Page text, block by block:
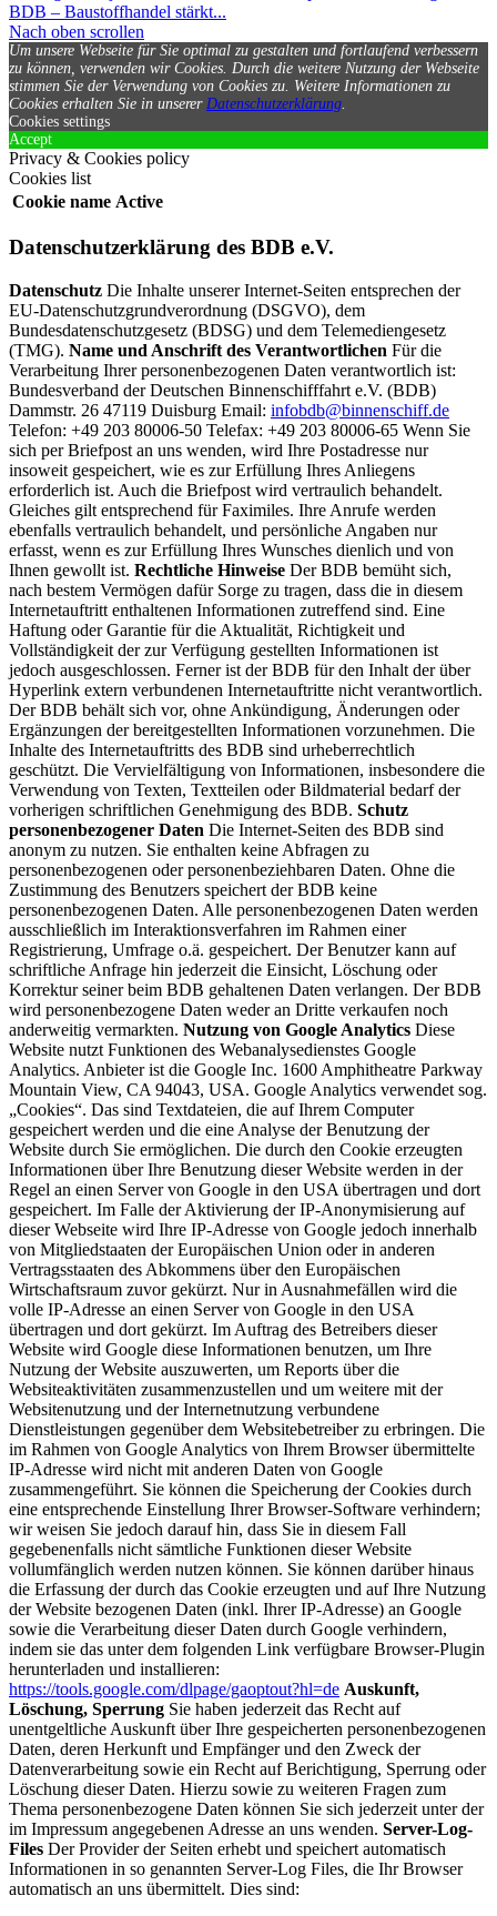
BDB – Baustoffhandel stärkt...
Nach oben scrollen
Um unsere Webseite für Sie optimal zu gestalten und fortlaufend verbessern
zu können, verwenden wir Cookies. Durch die weitere Nutzung der Webseite
stimmen Sie der Verwendung von Cookies zu. Weitere Informationen zu
Cookies erhalten Sie in unserer Datenschutzerklärung
Cookies settings
Accept
Privacy & Cookies policy
Cookies list
Cookie name Active
Datenschutzerklärung des BDB e.V.
Datenschutz Die Inhalte unserer Internet-Seiten entsprechen der
EU-Datenschutzgrundverordnung (DSGVO), dem
Bundesdatenschutzgesetz (BDSG) und dem Telemediengesetz
(TMG). Name und Anschrift des Verantwortlichen Für die
Verarbeitung Ihrer personenbezogenen Daten verantwortlich ist:
Bundesverband der Deutschen Binnenschifffahrt e.V. (BDB)
Dammstr. 26 47119 Duisburg Email: infobdb@binnenschiff.de
Telefon: +49 203 80006-50 Telefax: +49 203 80006-65 Wenn Sie
sich per Briefpost an uns wenden, wird Ihre Postadresse nur
insoweit gespeichert, wie es zur Erfüllung Ihres Anliegens
erforderlich ist. Auch die Briefpost wird vertraulich behandelt.
Gleiches gilt entsprechend für Faximiles. Ihre Anrufe werden
ebenfalls vertraulich behandelt, und persönliche Angaben nur
erfasst, wenn es zur Erfüllung Ihres Wunsches dienlich und von
Ihnen gewollt ist. Rechtliche Hinweise Der BDB bemüht sich,
nach bestem Vermögen dafür Sorge zu tragen, dass die in diesem
Internetauftritt enthaltenen Informationen zutreffend sind. Eine
Haftung oder Garantie für die Aktualität, Richtigkeit und
Vollständigkeit der zur Verfügung gestellten Informationen ist
jedoch ausgeschlossen. Ferner ist der BDB für den Inhalt der über
Hyperlink extern verbundenen Internetauftritte nicht verantwortlich.
Der BDB behält sich vor, ohne Ankündigung, Änderungen oder
Ergänzungen der bereitgestellten Informationen vorzunehmen. Die
Inhalte des Internetauftritts des BDB sind urheberrechtlich
geschützt. Die Vervielfältigung von Informationen, insbesondere die
Verwendung von Texten, Textteilen oder Bildmaterial bedarf der
vorherigen schriftlichen Genehmigung des BDB. Schutz
personenbezogener Daten Die Internet-Seiten des BDB sind
anonym zu nutzen. Sie enthalten keine Abfragen zu
personenbezogenen oder personenbeziehbaren Daten. Ohne die
Zustimmung des Benutzers speichert der BDB keine
personenbezogenen Daten. Alle personenbezogenen Daten werden
ausschließlich im Interaktionsverfahren im Rahmen einer
Registrierung, Umfrage o.ä. gespeichert. Der Benutzer kann auf
schriftliche Anfrage hin jederzeit die Einsicht, Löschung oder
Korrektur seiner beim BDB gehaltenen Daten verlangen. Der BDB
wird personenbezogene Daten weder an Dritte verkaufen noch
anderweitig vermarkten. Nutzung von Google Analytics Diese
Website nutzt Funktionen des Webanalysedienstes Google
Analytics. Anbieter ist die Google Inc. 1600 Amphitheatre Parkway
Mountain View, CA 94043, USA. Google Analytics verwendet sog.
„Cookies“. Das sind Textdateien, die auf Ihrem Computer
gespeichert werden und die eine Analyse der Benutzung der
Website durch Sie ermöglichen. Die durch den Cookie erzeugten
Informationen über Ihre Benutzung dieser Website werden in der
Regel an einen Server von Google in den USA übertragen und dort
gespeichert. Im Falle der Aktivierung der IP-Anonymisierung auf
dieser Webseite wird Ihre IP-Adresse von Google jedoch innerhalb
von Mitgliedstaaten der Europäischen Union oder in anderen
Vertragsstaaten des Abkommens über den Europäischen
Wirtschaftsraum zuvor gekürzt. Nur in Ausnahmefällen wird die
volle IP-Adresse an einen Server von Google in den USA
übertragen und dort gekürzt. Im Auftrag des Betreibers dieser
Website wird Google diese Informationen benutzen, um Ihre
Nutzung der Website auszuwerten, um Reports über die
Websiteaktivitäten zusammenzustellen und um weitere mit der
Websitenutzung und der Internetnutzung verbundene
Dienstleistungen gegenüber dem Websitebetreiber zu erbringen. Die
im Rahmen von Google Analytics von Ihrem Browser übermittelte
IP-Adresse wird nicht mit anderen Daten von Google
zusammengeführt. Sie können die Speicherung der Cookies durch
eine entsprechende Einstellung Ihrer Browser-Software verhindern;
wir weisen Sie jedoch darauf hin, dass Sie in diesem Fall
gegebenenfalls nicht sämtliche Funktionen dieser Website
vollumfänglich werden nutzen können. Sie können darüber hinaus
die Erfassung der durch das Cookie erzeugten und auf Ihre Nutzung
der Website bezogenen Daten (inkl. Ihrer IP-Adresse) an Google
sowie die Verarbeitung dieser Daten durch Google verhindern,
indem sie das unter dem folgenden Link verfügbare Browser-Plugin
herunterladen und installieren:
https://tools.google.com/dlpage/gaoptout?hl=de Auskunft,
Löschung, Sperrung Sie haben jederzeit das Recht auf
unentgeltliche Auskunft über Ihre gespeicherten personenbezogenen
Daten, deren Herkunft und Empfänger und den Zweck der
Datenverarbeitung sowie ein Recht auf Berichtigung, Sperrung oder
Löschung dieser Daten. Hierzu sowie zu weiteren Fragen zum
Thema personenbezogene Daten können Sie sich jederzeit unter der
im Impressum angegebenen Adresse an uns wenden. Server-Log-
Files Der Provider der Seiten erhebt und speichert automatisch
Informationen in so genannten Server-Log Files, die Ihr Browser
automatisch an uns übermittelt. Dies sind: